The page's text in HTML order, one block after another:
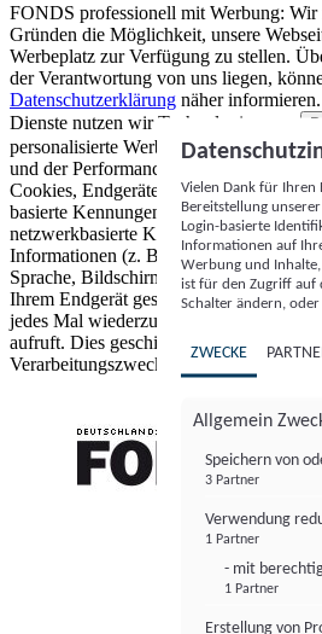
FONDS professionell mit Werbung: Wir
Gründen die Möglichkeit, unsere
Werbeplatz zur Verfügung zu stellen.
der Verantwortung von uns liegen,
Datenschutzerklärung näher informieren.
Dienste nutzen wir Technologien von
personalisierte Werbung und Inhalte,
und der Performance von Inhalten sowie
Cookies, Endgeräte- oder ähnliche
basierte Kennungen, zufällig generierte
netzwerkbasierte Kennungen) können
Informationen (z. B. Browsertyp und
Sprache, Bildschirmgröße, unterstützte
Ihrem Endgerät gespeichert oder von
jedes Mal wiederzuerkennen, wenn es
aufruft. Dies geschieht für einen oder
Verarbeitungszwecke.
Vielen Dank für Ihren
Bereitstellung
Login-basierte
Informationen auf
Werbung und
ist für den Zugriff auf
Schalter ändern,
ZWECKE
Allgemein
Speichern von
3 Partner
Verwendung
1 Partner
- mit
1 Partner
Erstellung von
FONDS professionell